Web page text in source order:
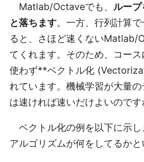
Matlab/Octaveでも、 ループ
と落ちます。一方、行列計算
ると、さほど速くないMatlab/
てくれます。そのため、コー
使わず**ベクトル化
れています。機械学習が大量
は速ければ速いだけよいのです
ベクトル化の例を以下に示
アルゴリズムが何をしてるかと